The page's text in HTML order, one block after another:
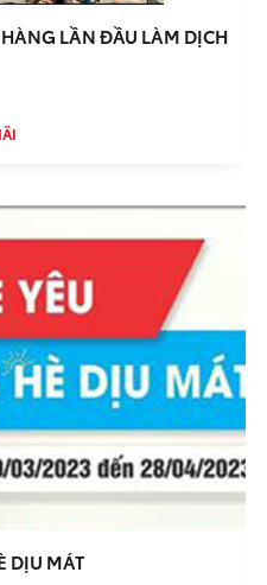
LẦN ĐẦU LÀM DỊCH
DỊU MÁT